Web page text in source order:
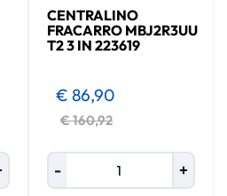
CENTRALINO
FRACARRO MBJ2R3UU
T2 3 IN 223619
€ 160,92
€ 86,90